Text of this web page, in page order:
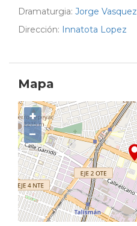
Dramaturgia: Jorge Vasquez
Dirección:
Innatota Lopez
Mapa
+
−